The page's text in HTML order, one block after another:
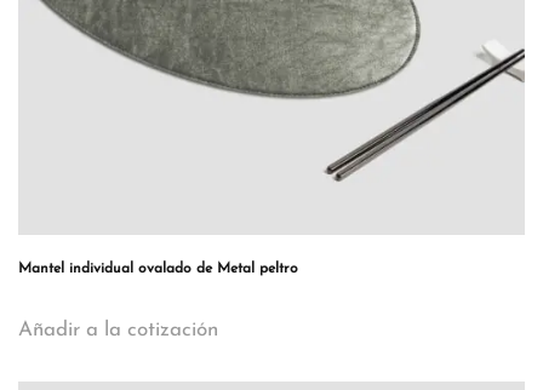
Mantel individual ovalado de Metal peltro
Añadir a la cotización